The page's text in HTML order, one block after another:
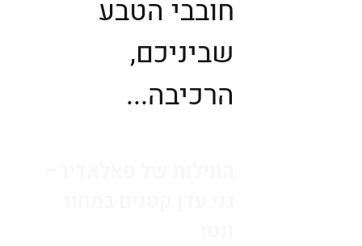
חובבי הטבע
שביניכם,
הרכיבה...